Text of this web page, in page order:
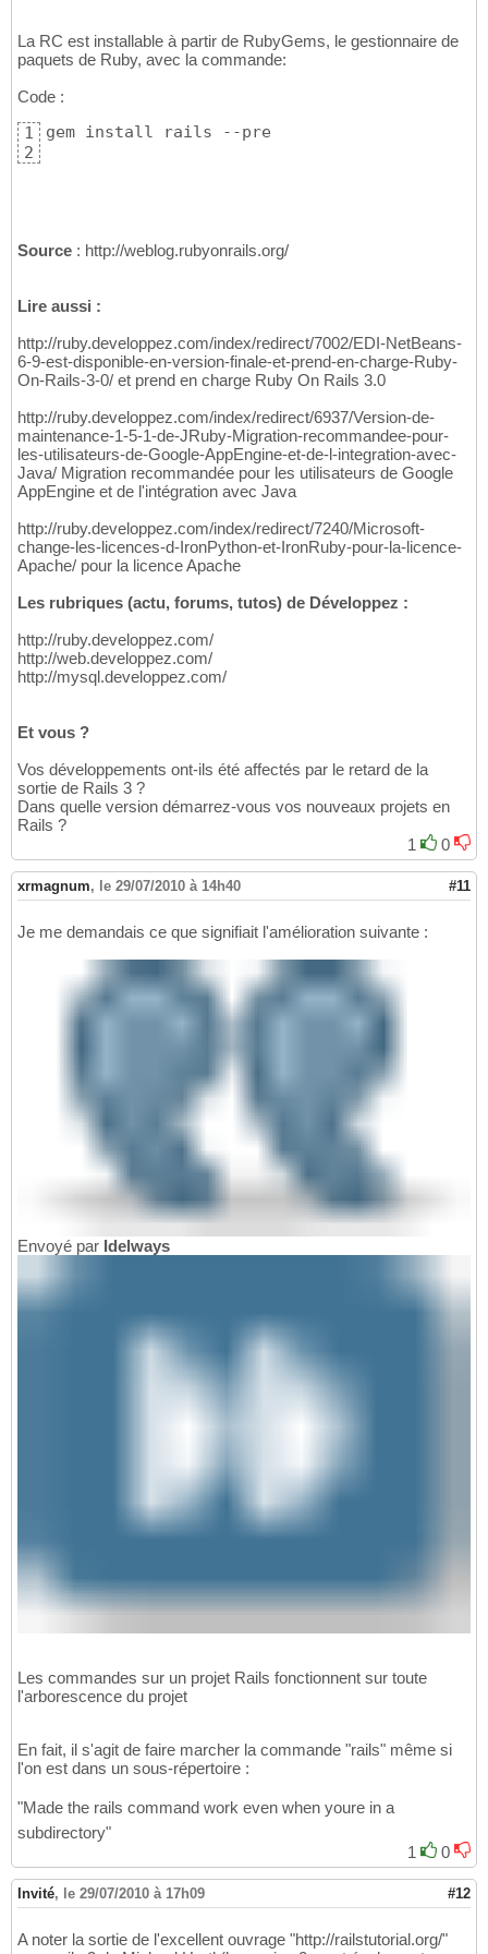
La RC est installable à partir de RubyGems, le gestionnaire de
paquets de Ruby, avec la commande:
Code :
1
2
gem install rails --pre
Source : http://weblog.rubyonrails.org/
Lire aussi :
http://ruby.developpez.com/index/redirect/7002/EDI-NetBeans-
6-9-est-disponible-en-version-finale-et-prend-en-charge-Ruby-
On-Rails-3-0/ et prend en charge Ruby On Rails 3.0
http://ruby.developpez.com/index/redirect/6937/Version-de-
maintenance-1-5-1-de-JRuby-Migration-recommandee-pour-
les-utilisateurs-de-Google-AppEngine-et-de-l-integration-avec-
Java/ Migration recommandée pour les utilisateurs de Google
AppEngine et de l'intégration avec Java
http://ruby.developpez.com/index/redirect/7240/Microsoft-
change-les-licences-d-IronPython-et-IronRuby-pour-la-licence-
Apache/ pour la licence Apache
Les rubriques (actu, forums, tutos) de Développez :
http://ruby.developpez.com/
http://web.developpez.com/
http://mysql.developpez.com/
Et vous ?
Vos développements ont-ils été affectés par le retard de la
sortie de Rails 3 ?
Dans quelle version démarrez-vous vos nouveaux projets en
Rails ?
1
0
xrmagnum, le 29/07/2010 à 14h40 #11
Je me demandais ce que signifiait l'amélioration suivante :
Envoyé par Idelways
Les commandes sur un projet Rails fonctionnent sur toute
l'arborescence du projet
En fait, il s'agit de faire marcher la commande "rails" même si
l'on est dans un sous-répertoire :
"Made the rails command work even when youre in a
subdirectory"
1
0
Invité, le 29/07/2010 à 17h09 #12
A noter la sortie de l'excellent ouvrage "http://railstutorial.org/"